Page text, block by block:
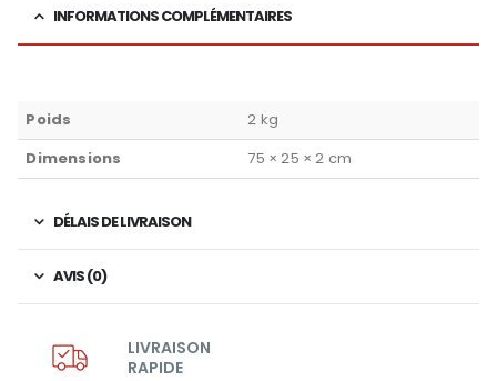
INFORMATIONS COMPLÉMENTAIRES
Poids
2 kg
Dimensions
75 × 25 × 2 cm
DÉLAIS DE LIVRAISON
AVIS (0)
LIVRAISON
RAPIDE